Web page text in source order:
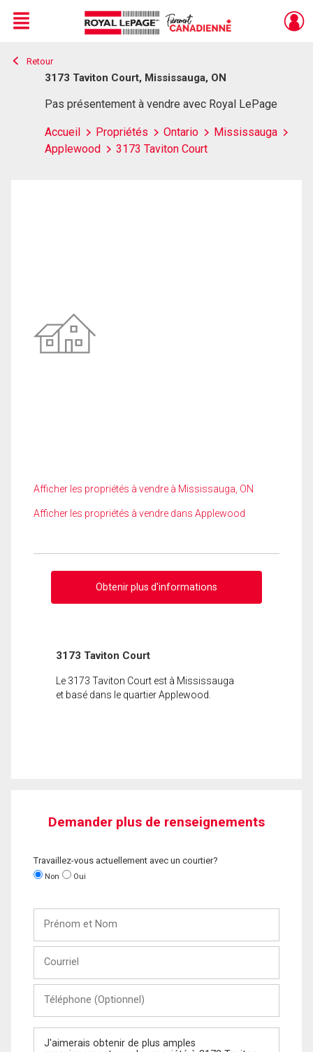
Live
En Direct
Menu
Retour
3173 Taviton Court, Mississauga, ON
Pas présentement à vendre avec Royal LePage
Accueil Propriétés Ontario
Mississauga
Applewood
3173 Taviton Court
Afficher les propriétés à vendre à Mississauga, ON
Afficher les propriétés à vendre dans Applewood
Obtenir plus d'informations
3173 Taviton Court
Le 3173 Taviton Court est à Mississauga
et basé dans le quartier Applewood.
Demander plus de renseignements
Travaillez-vous actuellement avec un courtier?
Non Oui
Nom
(Optionnel)
Message